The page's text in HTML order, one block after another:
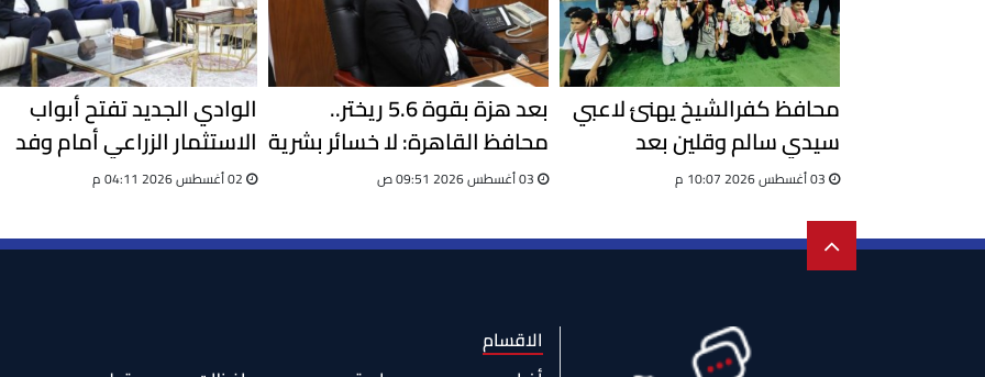
محافظ كفرالشيخ يهنئ لاعبي
سيدي سالم وقلين بعد
اختيارهم لاختبارات المنتخب
بعد هزة بقوة 5.6 ريختر..
محافظ القاهرة: لا خسائر بشرية
واستعداد كامل للطوارئ
الوادي الجديد تفتح أبواب
الاستثمار الزراعي أمام وفد
صيني
الاقسام